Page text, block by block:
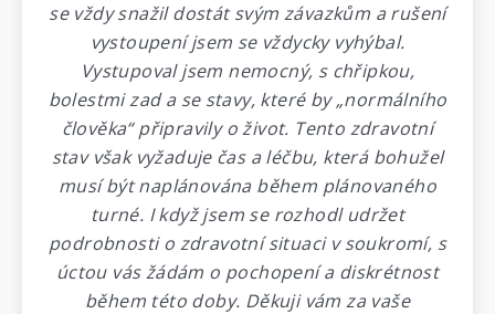
se vždy snažil dostát svým závazkům a rušení
vystoupení jsem se vždycky vyhýbal.
Vystupoval jsem nemocný, s chřipkou,
bolestmi zad a se stavy, které by „normálního
člověka“ připravily o život. Tento zdravotní
stav však vyžaduje čas a léčbu, která bohužel
musí být naplánována během plánovaného
turné. I když jsem se rozhodl udržet
podrobnosti o zdravotní situaci v soukromí, s
úctou vás žádám o pochopení a diskrétnost
během této doby. Děkuji vám za vaše